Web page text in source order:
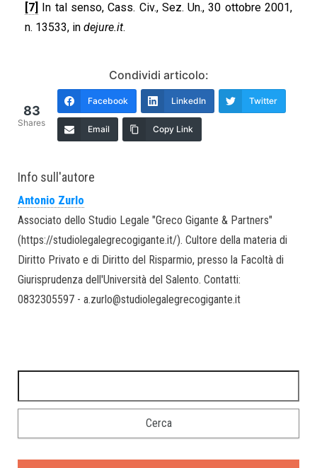
[7] In tal senso, Cass. Civ., Sez. Un., 30 ottobre 2001,
n. 13533, in dejure.it.
Condividi articolo:
83
Shares
Facebook LinkedIn Twitter
Email Copy Link
Info sull'autore
Antonio Zurlo
Associato dello Studio Legale "Greco Gigante & Partners"
(https://studiolegalegrecogigante.it/). Cultore della materia di
Diritto Privato e di Diritto del Risparmio, presso la Facoltà di
Giurisprudenza dell'Università del Salento. Contatti:
0832305597 - a.zurlo@studiolegalegrecogigante.it